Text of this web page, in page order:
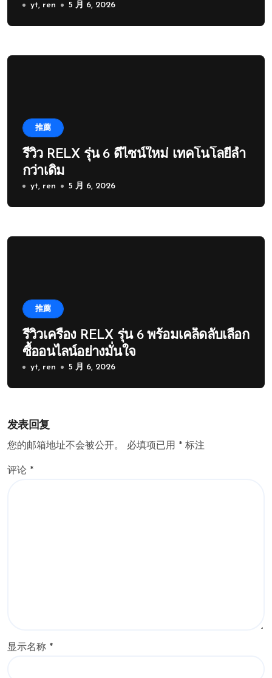
yt, ren 5 月 6, 2026
推薦
รีวิว RELX รุ่น 6 ดีไซน์ใหม่ เทคโนโลยีล้ำ
กว่าเดิม
yt, ren 5 月 6, 2026
推薦
รีวิวเครื่อง RELX รุ่น 6 พร้อมเคล็ดลับเลือก
ซื้ออนไลน์อย่างมั่นใจ
yt, ren 5 月 6, 2026
发表回复
您的邮箱地址不会被公开。 必填项已用 * 标注
评论 *
显示名称 *